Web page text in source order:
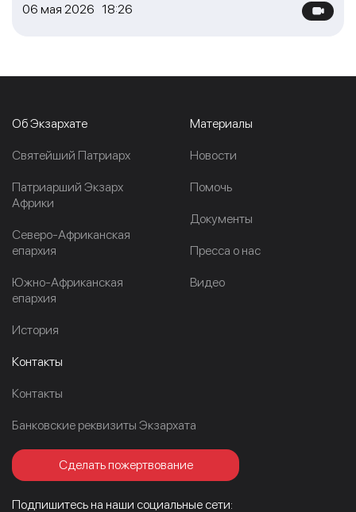
06 мая 2026 18:26
Об Экзархате
Cвятейший Патриарх
Патриарший Экзарх
Африки
Северо-Африканская
епархия
Южно-Африканская
епархия
История
Материалы
Новости
Помочь
Документы
Пресса о нас
Видео
Контакты
Контакты
Банковские реквизиты Экзархата
Сделать пожертвование
Подпишитесь на наши социальные сети: